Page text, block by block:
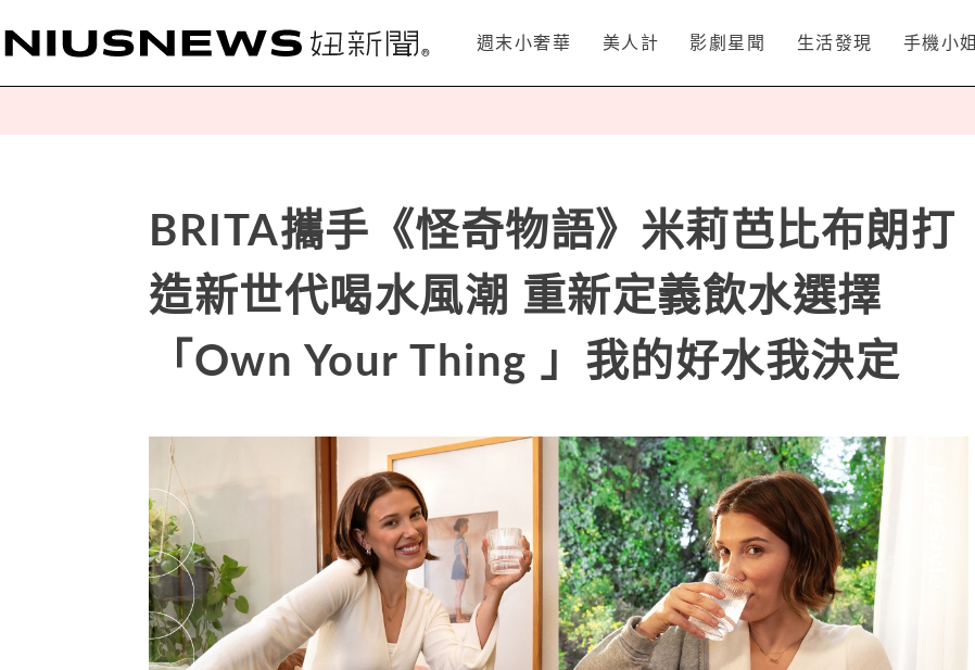
週末小奢華 美人計 影劇星聞 生活發現 手機小姐
BRITA攜手《怪奇物語》米莉芭比布朗打
造新世代喝水風潮 重新定義飲水選擇
「Own Your Thing 」我的好水我決定